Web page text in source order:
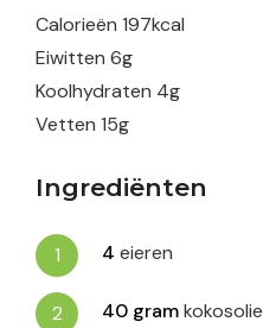
Calorieën 197kcal
Eiwitten 6g
Koolhydraten 4g
Vetten 15g
Ingrediënten
4 eieren
40 gramkokosolie